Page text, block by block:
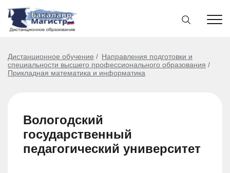
Дистанционное обучение
Направления подготовки и
специальности высшего профессионального образования
Прикладная математика и информатика
Вологодский
государственный
педагогический университет